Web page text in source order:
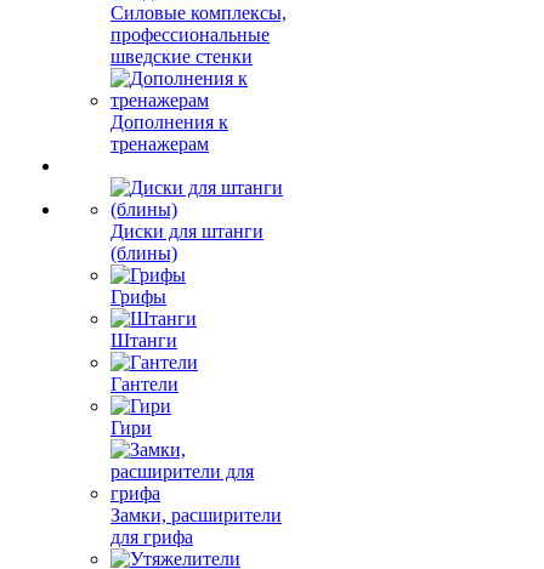
Силовые комплексы,
профессиональные
шведские стенки
Дополнения к
тренажерам
Диски для штанги
(блины)
Грифы
Штанги
Гантели
Гири
Замки, расширители
для грифа